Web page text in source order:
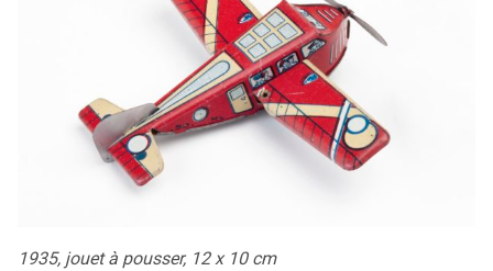
1935, jouet à pousser, 12 x 10 cm